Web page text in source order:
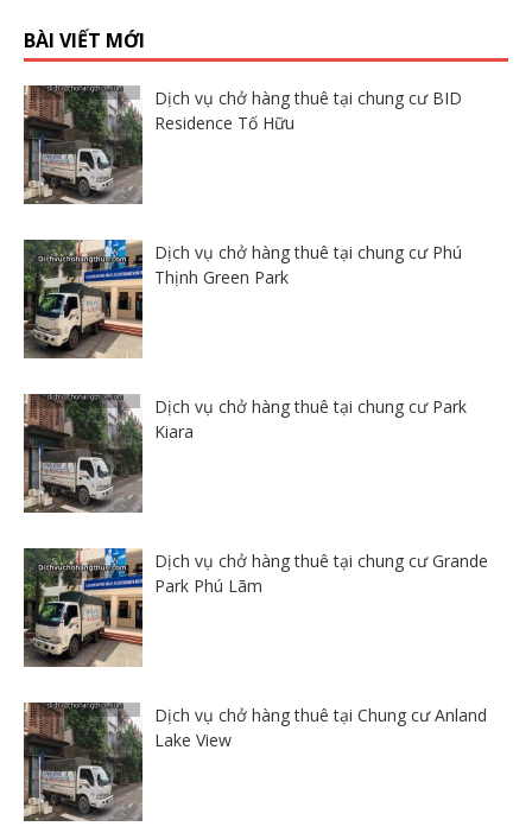
BÀI VIẾT MỚI
Dịch vụ chở hàng thuê tại chung cư BID
Residence Tố Hữu
Dịch vụ chở hàng thuê tại chung cư Phú
Thịnh Green Park
Dịch vụ chở hàng thuê tại chung cư Park
Kiara
Dịch vụ chở hàng thuê tại chung cư Grande
Park Phú Lãm
Dịch vụ chở hàng thuê tại Chung cư Anland
Lake View